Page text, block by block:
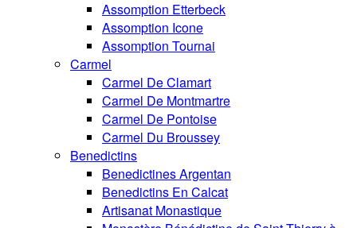
Assomption Etterbeck
Assomption Icone
Assomption Tournai
Carmel
Carmel De Clamart
Carmel De Montmartre
Carmel De Pontoise
Carmel Du Broussey
Benedictins
Benedictines Argentan
Benedictins En Calcat
Artisanat Monastique